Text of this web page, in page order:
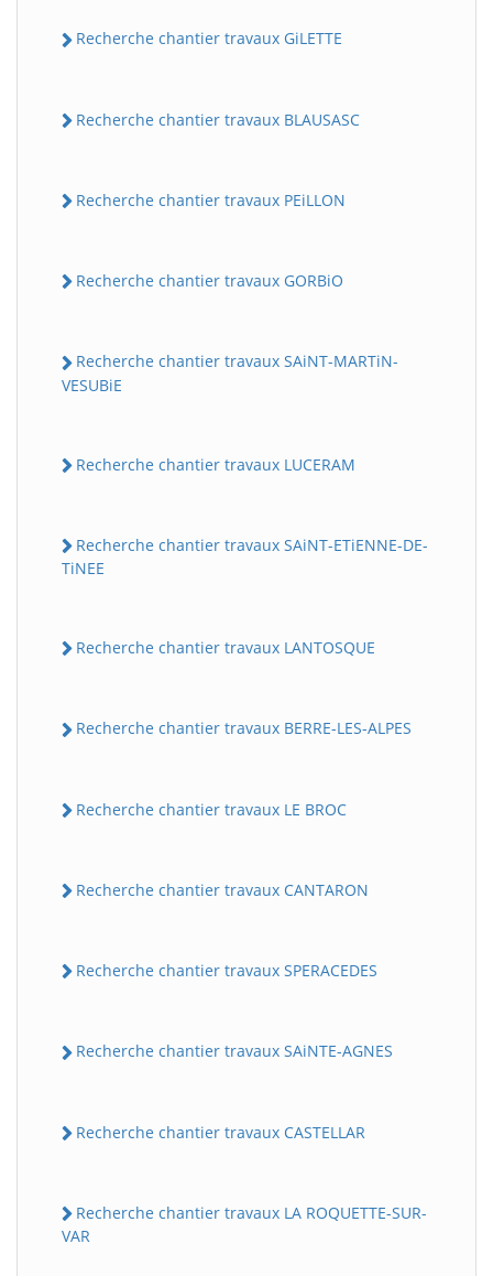
Recherche chantier travaux GiLETTE
Recherche chantier travaux BLAUSASC
Recherche chantier travaux PEiLLON
Recherche chantier travaux GORBiO
Recherche chantier travaux SAiNT-MARTiN-
VESUBiE
Recherche chantier travaux LUCERAM
Recherche chantier travaux SAiNT-ETiENNE-DE-
TiNEE
Recherche chantier travaux LANTOSQUE
Recherche chantier travaux BERRE-LES-ALPES
Recherche chantier travaux LE BROC
Recherche chantier travaux CANTARON
Recherche chantier travaux SPERACEDES
Recherche chantier travaux SAiNTE-AGNES
Recherche chantier travaux CASTELLAR
Recherche chantier travaux LA ROQUETTE-SUR-
VAR